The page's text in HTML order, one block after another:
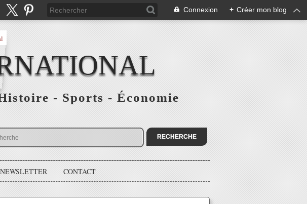
Connexion + Créer mon blog
- Sports - Économie
NEWSLETTER CONTACT